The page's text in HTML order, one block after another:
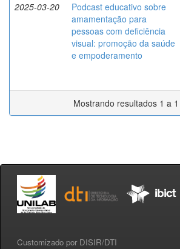
2025-03-20
Podcast educativo sobre
amamentação para
pessoas com deficiência
visual: promoção da saúde
e empoderamento
Mostrando resultados 1 a 1
Customizado por DISIR/DTI